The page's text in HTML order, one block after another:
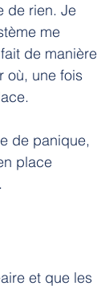
de rien. Je
me
de manière
où, une fois
de panique,
place
et que les